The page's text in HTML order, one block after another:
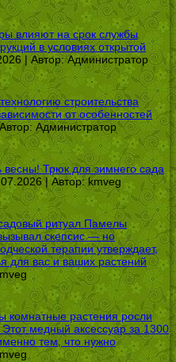
влияют на срок службы
в условиях открытой
| Автор:Администратор
строительства
от особенностей
Администратор
весны! Трюк для зимнего сада
| Автор:kmveg
ритуал Памелы
скепсис — но
терапии утверждает,
для вас и ваших растений
комнатные растения росли
медный аксессуар за 1300
тем, что нужно